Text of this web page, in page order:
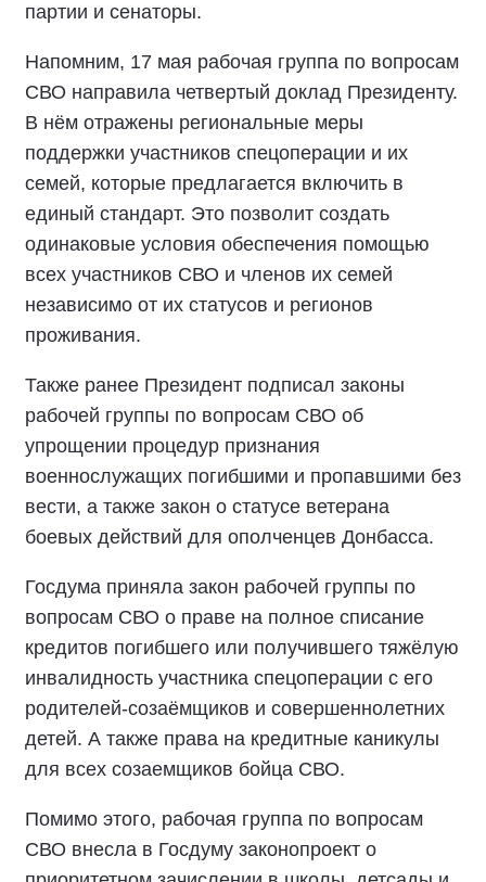
партии и сенаторы.
Напомним, 17 мая рабочая группа по вопросам
СВО направила четвертый доклад Президенту.
В нём отражены региональные меры
поддержки участников спецоперации и их
семей, которые предлагается включить в
единый стандарт. Это позволит создать
одинаковые условия обеспечения помощью
всех участников СВО и членов их семей
независимо от их статусов и регионов
проживания.
Также ранее Президент подписал законы
рабочей группы по вопросам СВО об
упрощении процедур признания
военнослужащих погибшими и пропавшими без
вести, а также закон о статусе ветерана
боевых действий для ополченцев Донбасса.
Госдума приняла закон рабочей группы по
вопросам СВО о праве на полное списание
кредитов погибшего или получившего тяжёлую
инвалидность участника спецоперации с его
родителей-созаёмщиков и совершеннолетних
детей. А также права на кредитные каникулы
для всех созаемщиков бойца СВО.
Помимо этого, рабочая группа по вопросам
СВО внесла в Госдуму законопроект о